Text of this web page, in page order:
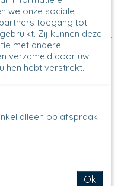
we onze sociale
toegang tot
Zij kunnen deze
met andere
verzameld door uw
hen hebt verstrekt.
alleen op afspraak
Ok
Hapjes,Tapas & Desserts
D30 - Cerealbowl - 2222 -